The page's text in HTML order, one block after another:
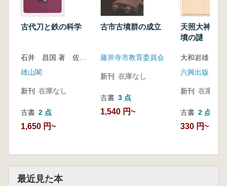
古代刀と鉄の科学
雄山閣
新刊 在庫なし
古書 2 点
1,650 円~
古市古墳群の成立
藤井寺市教育委員会
新刊 在庫なし
古書 3 点
1,540 円~
天照大神と
墳の謎
大和岩雄 著
六興出版
新刊 在庫なし
古書 2 点
330 円~
最近見た本